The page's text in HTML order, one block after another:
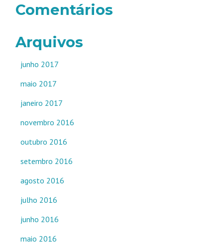
Comentários
Arquivos
junho 2017
maio 2017
janeiro 2017
novembro 2016
outubro 2016
setembro 2016
agosto 2016
julho 2016
junho 2016
maio 2016